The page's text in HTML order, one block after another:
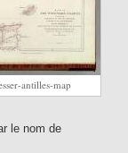
antilles-map
le nom de